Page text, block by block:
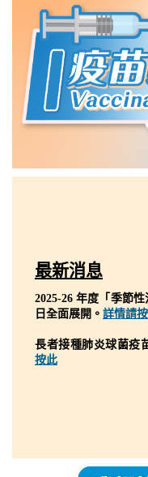
最新消息
2025-26 年度「季節
日全面展開。 詳情請
長者接種肺炎球菌疫
按此